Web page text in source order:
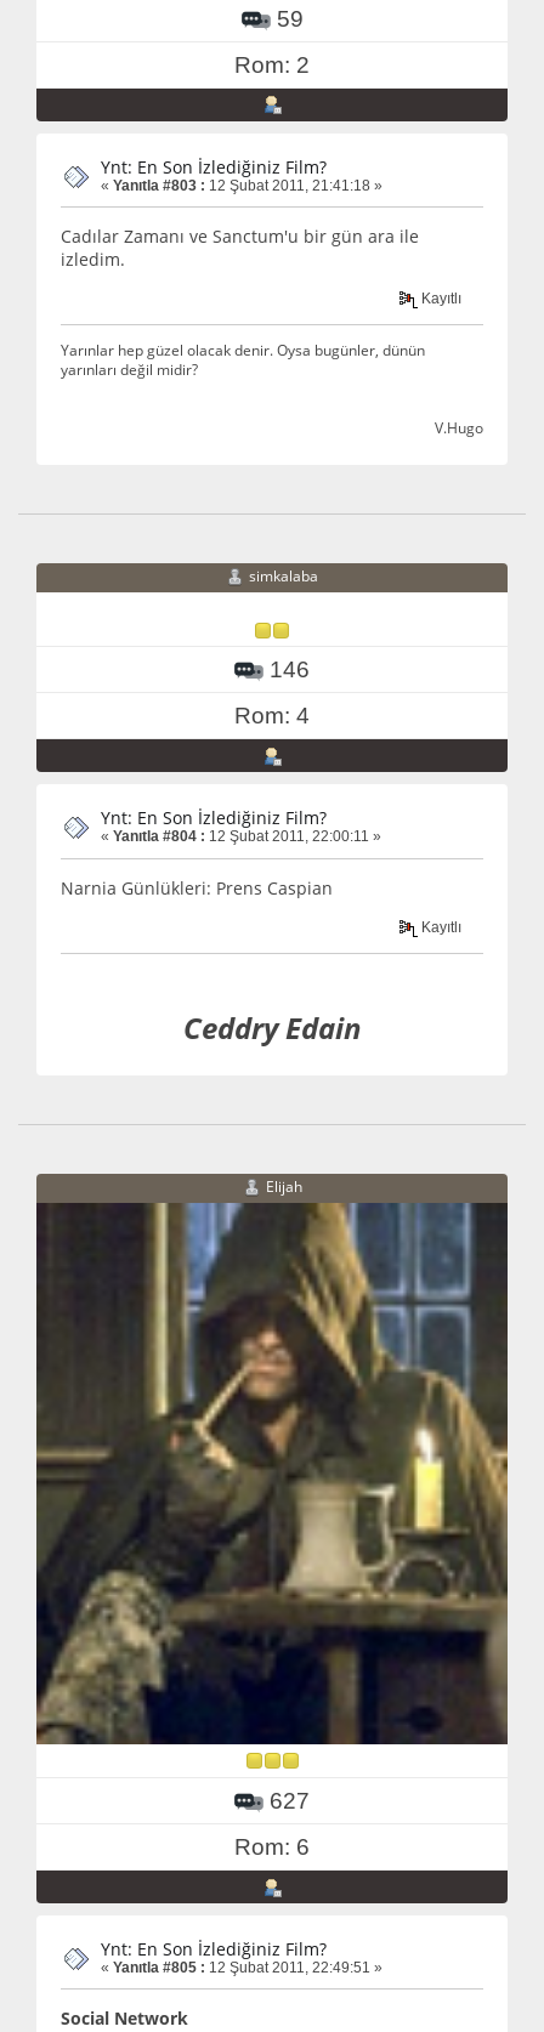
59
Rom: 2
Ynt: En Son İzlediğiniz Film?
« Yanıtla #803 : 12 Şubat 2011, 21:41:18 »
Cadılar Zamanı ve Sanctum'u bir gün ara ile
izledim.
Kayıtlı
Yarınlar hep güzel olacak denir. Oysa bugünler, dünün
yarınları değil midir?
V.Hugo
simkalaba
146
Rom: 4
Ynt: En Son İzlediğiniz Film?
« Yanıtla #804 : 12 Şubat 2011, 22:00:11 »
Narnia Günlükleri: Prens Caspian
Kayıtlı
Ceddry Edain
Elijah
627
Rom: 6
Ynt: En Son İzlediğiniz Film?
« Yanıtla #805 : 12 Şubat 2011, 22:49:51 »
Social Network